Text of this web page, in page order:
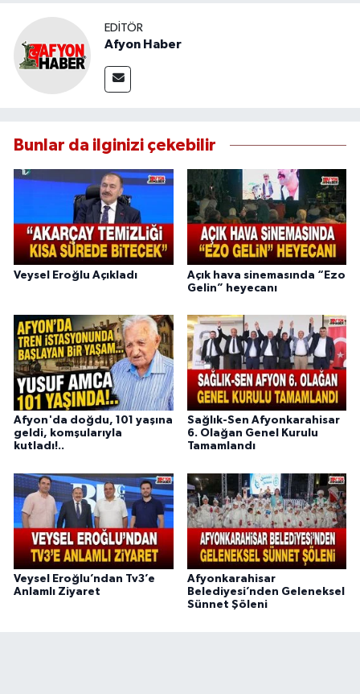
EDITÖR
Afyon Haber
Bunlar da ilginizi çekebilir
Veysel Eroğlu Açıkladı
Açık hava sinemasında “Ezo
Gelin” heyecanı
Afyon'da doğdu, 101 yaşına
geldi, komşularıyla
kutladı!..
Sağlık-Sen Afyonkarahisar
6. Olağan Genel Kurulu
Tamamlandı
Veysel Eroğlu’ndan Tv3’e
Anlamlı Ziyaret
Afyonkarahisar
Belediyesi’nden Geleneksel
Sünnet Şöleni